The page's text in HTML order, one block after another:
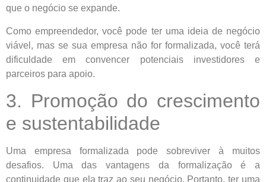
que o negócio se expande.
Como empreendedor, você pode ter uma ideia de negócio
viável, mas se sua empresa não for formalizada, você terá
dificuldade em convencer potenciais investidores e
parceiros para apoio.
3. Promoção do crescimento
e sustentabilidade
Uma empresa formalizada pode sobreviver à muitos
desafios. Uma das vantagens da formalização é a
continuidade que ela traz ao seu negócio. Portanto, ter uma